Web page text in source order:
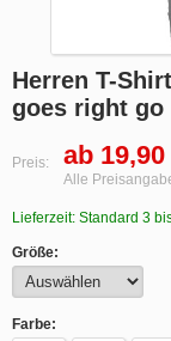
Herren T-
goes right go
Preis: ab 19,90
Alle
Lieferzeit: Standard 3
Größe:
Farbe: